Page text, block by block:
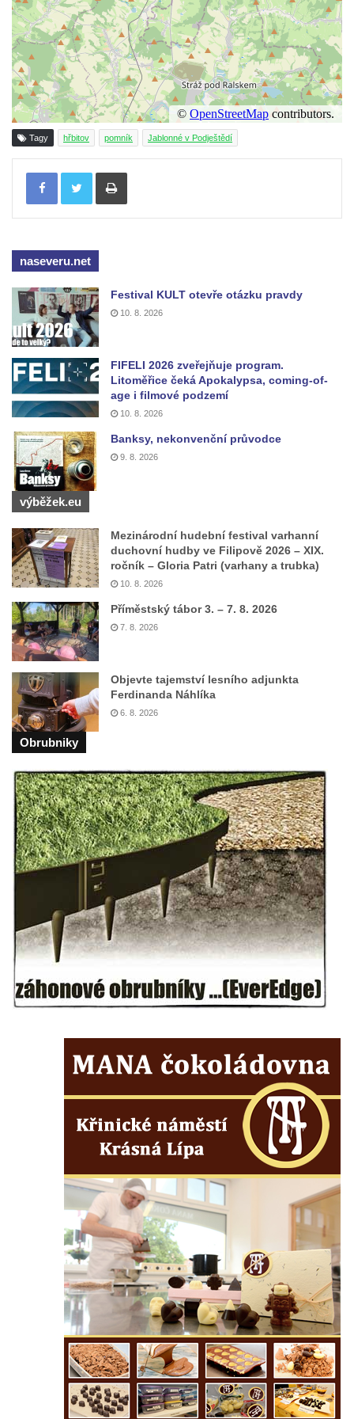
Pomník obětem 1. světové války v Lužici
Kenotaf Josefa Matese na hřbitově v Lužici
Pamětní deska Giuseppe Capella na
hřbitově v Lužici
Kenotaf Emila Miksche na hřbitově v Lužici
Kenotaf Antonína Krause na hřbitově v
Lužici
Pomník vojákům Rudé armády na hřbitově
v Kozlech
Pamětní deska pochodu smrti v Saupsdorfu
Walthera von der Vogelweide v Duchcově
Památník obětem holokaustu v Lipové ulici
v Duchcově
Pomník obětem válek v Jeníkově
Pamětní deska obětem 1. světové války na
kapli Panny Marie v Lahošti
Pomník obětem 2. světové války v parku v
Pomník obětem bombardování 8. 5. 1945 v
ulici U Plovárny ve Frýdlantu
Pamětní deska Rumburské vzpoury na
Základní škole Tyršova v Rumburku
Socha Nepokořený v parku Rumburské
vzpoury v Rumburku
Pamětní deska obětem holokaustu u
židovského hřbitova v Kovanicích
Pamětní deska legionářům na Obecním
úřadě v Kovanicích
Pomník obětem 1. světové války v
Kovanicích
Pomník obětem válek v Kněževsi
Pamětní deska Rudé armádě na radnici v
Pomník obětem koncentračního tábora na
hřbitově v Rychnově u Jablonce nad Nisou
Pomník pracovního nasazení vězňů
koncentračního tábora v Tovární ulici v
Rychnově u Jablonce nad Nisou
Kenotaf Alfreda Langa na hřbitově v Krásné
u Pěnčína
Kenotaf Emila Posselta na hřbitově v
Krásné u Pěnčína
Kenotaf Edmunda Andera na hřbitově v
Krásné u Pěnčína
Teplicích nad Metují
Teplicích nad Metují
Pomník obětem 2. světové války na hřbitově
v Teplicích nad Metují
Hoře
Kenotaf Oskara Ringelhana na hřbitově v
Benešově nad Ploučnicí
Kenotaf Augusta Michela na hřbitově v
Benešově nad Ploučnicí
Hrob Šumových na hřbitově v Benešově
nad Ploučnicí
Hrob Theodora Sommera na hřbitově v
Benešově nad Ploučnicí
Hrob Wendelina Janiche na hřbitově v
Benešově nad Ploučnicí
Tagy hřbitov pomník Jablonné v Podještědí
Tisknout
naseveru.net
Festival KULT otevře otázku pravdy
10. 8. 2026
FIFELI 2026 zveřejňuje program.
Litoměřice čeká Apokalypsa, coming-of-
age i filmové podzemí
10. 8. 2026
Banksy, nekonvenční průvodce
9. 8. 2026
výběžek.eu
Mezinárodní hudební festival varhanní
duchovní hudby ve Filipově 2026 – XIX.
ročník – Gloria Patri (varhany a trubka)
10. 8. 2026
Příměstský tábor 3. – 7. 8. 2026
7. 8. 2026
Objevte tajemství lesního adjunkta
Ferdinanda Náhlíka
6. 8. 2026
Obrubniky